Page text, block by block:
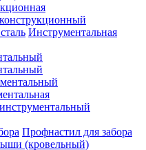
Инструментальная
Профнастил для забора